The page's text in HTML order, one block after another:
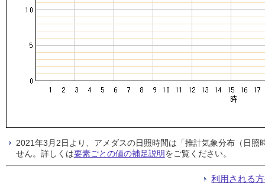
2021年3月2日より、アメダスの日照時間は「推計気象分布（日
せん。詳しくは要素ごとの値の補足説明をご覧ください。
利用される